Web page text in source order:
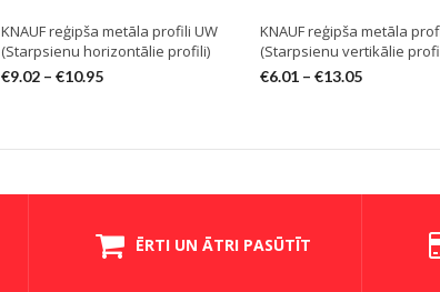
KNAUF reģipša metāla profili UW
(Starpsienu horizontālie profili)
€9.02– €10.95
KNAUF reģipša metāla
(Starpsienu vertikālie
€6.01 –€13.05
ĒRTI UN ĀTRI PASŪTĪT